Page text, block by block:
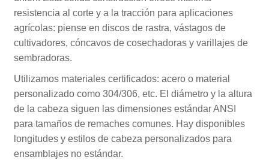
resistencia al corte y a la tracción para aplicaciones
agrícolas: piense en discos de rastra, vástagos de
cultivadores, cóncavos de cosechadoras y varillajes de
sembradoras.
Utilizamos materiales certificados: acero o material
personalizado como 304/306, etc. El diámetro y la altura
de la cabeza siguen las dimensiones estándar ANSI
para tamaños de remaches comunes. Hay disponibles
longitudes y estilos de cabeza personalizados para
ensamblajes no estándar.